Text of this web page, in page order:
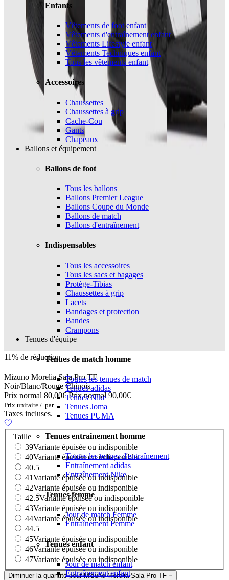
Enfants
Vêtements de foot enfant
Vêtements d'entraînement enfant
Vêtements Lifestyle enfant
Vêtements Techniques enfant
Tous les vêtements enfant
Accessoires
Chaussettes
Chaussettes à grip
Cache-Cou
Gants
Chapeaux
Ballons et équipement
Ballons de foot
Tous les ballons
Ballons Premier League
Ballons Coupe du Monde
Ballons de match
Ballons d'entraînement
Indispensables
Tous les accessoires
Tous les sacs et bagages
Protège-Tibias
Chaussettes à grip
Lacets
Bandages et protection
Bandes
Crampons
Tenues d'équipe
Tenues de match homme
Toutes les tenues de match
Tenues adidas
Tenues Nike
Tenues Joma
Tenues PUMA
Tenues entrainement homme
Toutes les tenues d'entraînement
Entraînement adidas
Entraînement Nike
Tenues femme
Jour de match Femme
Entraînement Femme
Tenues enfant
Jour de match enfant
Entraînement enfant
11% de réduction
Mizuno Morelia Sala Pro TF
Noir/Blanc/Rouge Chinois
Prix normal 80,00€Prix normal 90,00€
Prix unitaire / par
Taxes incluses.
Taille
39Variante épuisée ou indisponible
40Variante épuisée ou indisponible
40.5
41Variante épuisée ou indisponible
42Variante épuisée ou indisponible
42.5Variante épuisée ou indisponible
43Variante épuisée ou indisponible
44Variante épuisée ou indisponible
44.5
45Variante épuisée ou indisponible
46Variante épuisée ou indisponible
47Variante épuisée ou indisponible
Diminuer la quantité pour Mizuno Morelia Sala Pro TF